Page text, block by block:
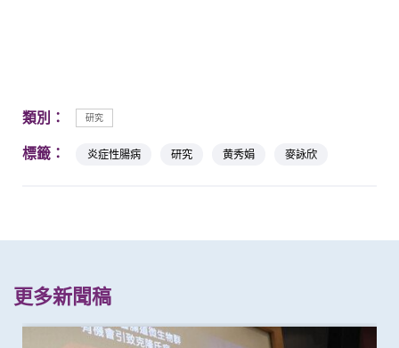
類別： 研究
標籤： 炎症性腸病 研究 黄秀娟 麥詠欣
更多新聞稿